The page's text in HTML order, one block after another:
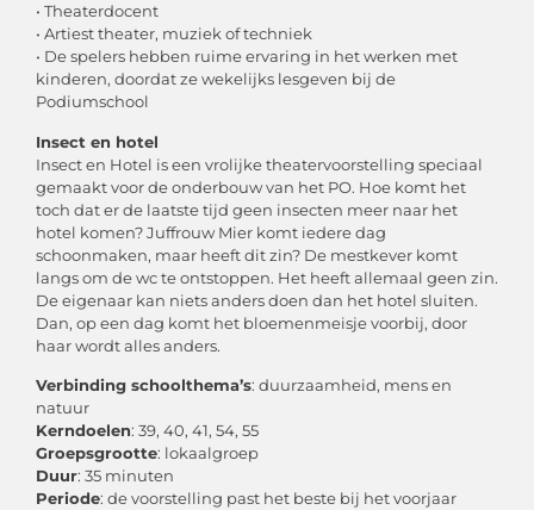
• Theaterdocent
• Artiest theater, muziek of techniek
• De spelers hebben ruime ervaring in het werken met
kinderen, doordat ze wekelijks lesgeven bij de
Podiumschool
Insect en hotel
Insect en Hotel is een vrolijke theatervoorstelling speciaal
gemaakt voor de onderbouw van het PO. Hoe komt het
toch dat er de laatste tijd geen insecten meer naar het
hotel komen? Juffrouw Mier komt iedere dag
schoonmaken, maar heeft dit zin? De mestkever komt
langs om de wc te ontstoppen. Het heeft allemaal geen zin.
De eigenaar kan niets anders doen dan het hotel sluiten.
Dan, op een dag komt het bloemenmeisje voorbij, door
haar wordt alles anders.
Verbinding schoolthema’s: duurzaamheid, mens en
natuur
Kerndoelen: 39, 40, 41, 54, 55
Groepsgrootte: lokaalgroep
Duur: 35 minuten
Periode: de voorstelling past het beste bij het voorjaar